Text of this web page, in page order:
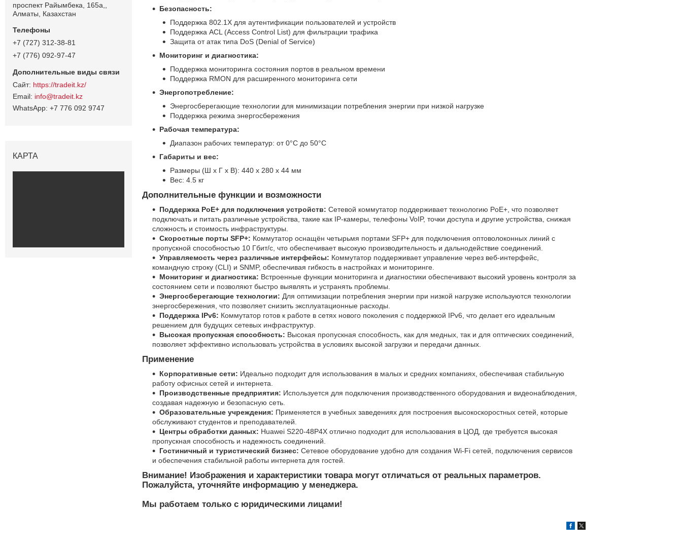
Безопасность:
Поддержка 802.1X для аутентификации пользователей и устройств
Поддержка ACL (Access Control List) для фильтрации трафика
Защита от атак типа DoS (Denial of Service)
Мониторинг и диагностика:
Поддержка мониторинга состояния портов в реальном времени
Поддержка RMON для расширенного мониторинга сети
Энергопотребление:
Энергосберегающие технологии для минимизации потребления энергии при низкой нагрузке
Поддержка режима энергосбережения
Рабочая температура:
Диапазон рабочих температур: от 0°C до 50°C
Габариты и вес:
Размеры (Ш x Г x В): 440 x 280 x 44 мм
Вес: 4.5 кг
Дополнительные функции и возможности
Поддержка PoE+ для подключения устройств: Сетевой коммутатор поддерживает технологию PoE+, что позволяет
подключать и питать различные устройства, такие как IP-камеры, телефоны VoIP, точки доступа и другие устройства, снижая
сложность и стоимость инфраструктуры.
Скоростные порты SFP+: Коммутатор оснащён четырьмя портами SFP+ для подключения оптоволоконных линий с
пропускной способностью 10 Гбит/с, что обеспечивает высокую производительность и дальнодействие соединений.
Управляемость через различные интерфейсы: Коммутатор поддерживает управление через веб-интерфейс,
командную строку (CLI) и SNMP, обеспечивая гибкость в настройках и мониторинге.
Мониторинг и диагностика: Встроенные функции мониторинга и диагностики обеспечивают высокий уровень контроля за
состоянием сети и позволяют быстро выявлять и устранять проблемы.
Энергосберегающие технологии: Для оптимизации потребления энергии при низкой нагрузке используются технологии
энергосбережения, что позволяет снизить эксплуатационные расходы.
Поддержка IPv6: Коммутатор готов к работе в сетях нового поколения с поддержкой IPv6, что делает его идеальным
решением для будущих сетевых инфраструктур.
Высокая пропускная способность: Высокая пропускная способность, как для медных, так и для оптических соединений,
позволяет эффективно использовать устройства в условиях высокой загрузки и передачи данных.
Применение
Корпоративные сети: Идеально подходит для использования в малых и средних компаниях, обеспечивая стабильную
работу офисных сетей и интернета.
Производственные предприятия: Используется для подключения производственного оборудования и видеонаблюдения,
создавая надежную и безопасную сеть.
Образовательные учреждения: Применяется в учебных заведениях для построения высокоскоростных сетей, которые
обслуживают студентов и преподавателей.
Центры обработки данных: Huawei S220-48P4X отлично подходит для использования в ЦОД, где требуется высокая
пропускная способность и надежность соединений.
Гостиничный и туристический бизнес: Сетевое оборудование удобно для создания Wi-Fi сетей, подключения сервисов
и обеспечения стабильной работы интернета для гостей.
Внимание! Изображения и характеристики товара могут отличаться от реальных параметров.
Пожалуйста, уточняйте информацию у менеджера.
Мы работаем только с юридическими лицами!
проспект Райымбека, 165а,,
Алматы, Казахстан
+7 (727) 312-38-81
+7 (776) 092-97-47
https://tradeit.kz/
info@tradeit.kz
+7 776 092 9747
КАРТА